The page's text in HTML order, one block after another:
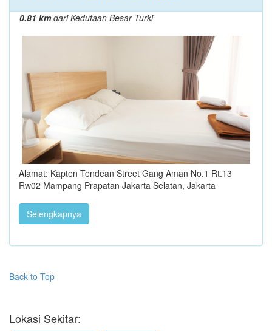
0.81 kmdari Kedutaan Besar Turki
Alamat: Kapten Tendean Street Gang Aman No.1 Rt.13
Rw02 Mampang Prapatan Jakarta Selatan, Jakarta
Selengkapnya
Back to Top
Lokasi Sekitar: